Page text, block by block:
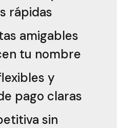
rápidas
amigables
tu nombre
y
pago claras
sin